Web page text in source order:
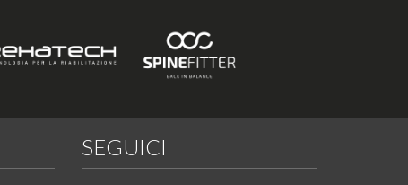
SEGUICI